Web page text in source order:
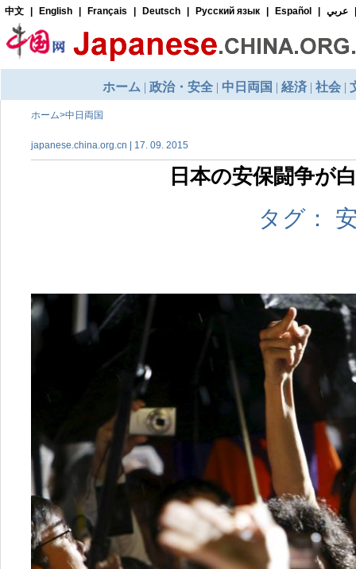
ホーム>中日両国
japanese.china.org.cn | 17. 09. 2015
日本の安保闘争が
タグ：